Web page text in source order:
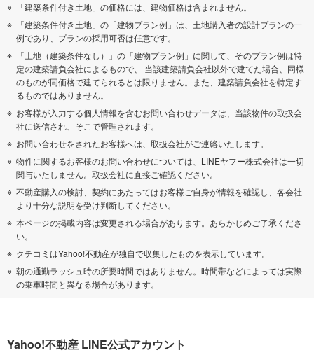
「建築条件付き土地」の価格には、建物価格は含まれません。
「建築条件付き土地」の「建物プラン例」は、土地購入者の設計プランの一
例であり、プランの採用可否は任意です。
「土地（建築条件なし）」の「建物プラン例」に関して、そのプラン例は特
定の建築請負会社によるもので、 当該建築請負会社以外で建てた場合、同様
のものが同価格で建てられるとは限りません。また、建築請負会社を特定す
るものではありません。
お客様が入力する個人情報を含むお問い合わせデータは、当該物件の取扱会
社に送信され、そこで管理されます。
お問い合わせをされたお客様へは、取扱会社がご連絡いたします。
物件に関するお客様のお問い合わせについては、LINEヤフー株式会社は一切
関与いたしません。取扱会社に直接ご確認ください。
不動産購入の検討、契約にあたってはお客様ご自身が情報を確認し、各会社
より十分な説明を受け判断してください。
本ページの掲載内容は変更される場合があります。あらかじめご了承くださ
い。
クチコミはYahoo!不動産が独自で収集したものを表示しています。
朝の通勤ラッシュ時の所要時間ではありません。時間帯などによっては実際
の乗車時間と異なる場合があります。
Yahoo!不動産 LINE公式アカウント